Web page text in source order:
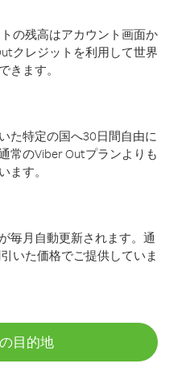
の残高はアカウント画面か
クレジットを利用して世界
きます。
た特定の国へ30日間自由に
常のViber Outプランよりも
ます。
毎月自動更新されます。通
いた価格でご提供していま
目的地